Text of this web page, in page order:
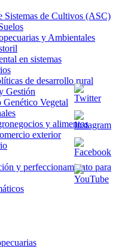
Sistemas de Cultivos (ASC)
y Ambientales
en sistemas
de desarrollo rural
Gestión
Vegetal
y alimentos
exterior
y perfeccionamiento para